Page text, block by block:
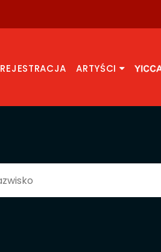
REJESTRACJA ARTYŚCI